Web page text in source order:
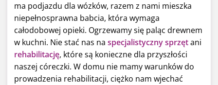
ma podjazdu dla wózków, razem z nami mieszka
niepełnosprawna babcia, która wymaga
całodobowej opieki. Ogrzewamy się paląc drewnem
w kuchni. Nie stać nas na specjalistyczny sprzętani
rehabilitację, które są konieczne dla przyszłości
naszej córeczki. W domu nie mamy warunków do
prowadzenia rehabilitacji, ciężko nam wjechać